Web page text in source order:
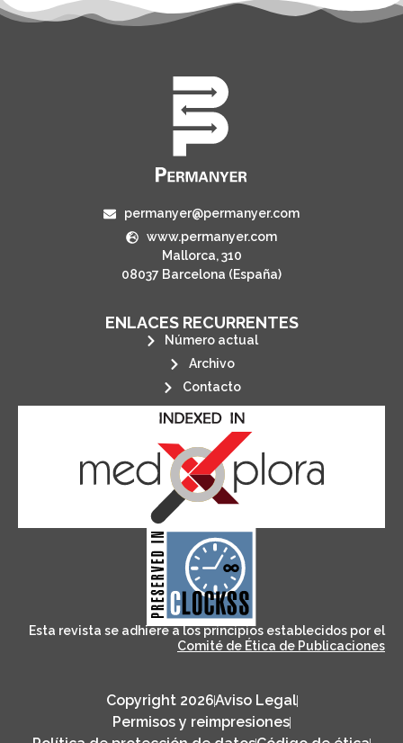
permanyer@permanyer.com
www.permanyer.com
Mallorca, 310
08037 Barcelona (España)
ENLACES RECURRENTES
Número actual
Archivo
Contacto
CLOCKSS is a dak archive that
ensures the long-term survival
of web-based scholary
publications, governed by and for
its stakeholders.
Esta revista se adhiere a los principios establecidos por el
Comité de Ética de Publicaciones
Copyright 2026Aviso Legal
Permisos y reimpresiones